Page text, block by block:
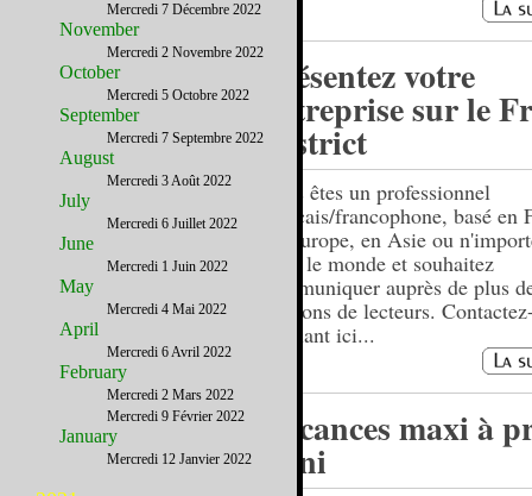
Présentez votre
entreprise sur le
District
Vous êtes un professionnel
français/francophone, basé en
en Europe, en Asie ou
dans le monde et souhaitez
communiquer auprès de plus
millions de lecteurs.
cliquant ici...
Vacances maxi à
mini
Mercredi 7 Décembre 2022
November
Mercredi 2 Novembre 2022
October
Mercredi 5 Octobre 2022
September
Mercredi 7 Septembre 2022
August
Mercredi 3 Août 2022
July
Mercredi 6 Juillet 2022
June
Mercredi 1 Juin 2022
May
Mercredi 4 Mai 2022
April
Mercredi 6 Avril 2022
February
Mercredi 2 Mars 2022
Mercredi 9 Février 2022
January
Mercredi 12 Janvier 2022